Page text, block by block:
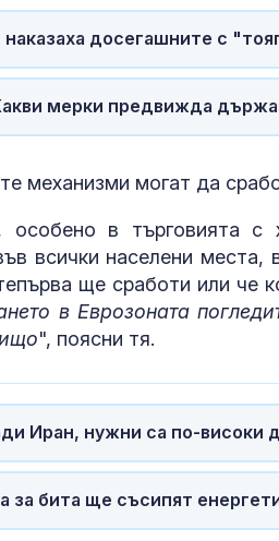
досегашните с
мерки предвижда
механизми могат да
в търговията с
всички населени места,
ще сработи или че
в Еврозоната
", поясни тя.
Иран, нужни са по-високи
бита ще съсипят